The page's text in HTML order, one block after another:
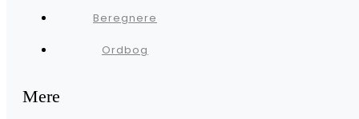
Beregnere
Ordbog
Mere